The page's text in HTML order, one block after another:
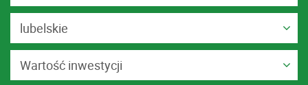
lubelskie
Wartość inwestycji